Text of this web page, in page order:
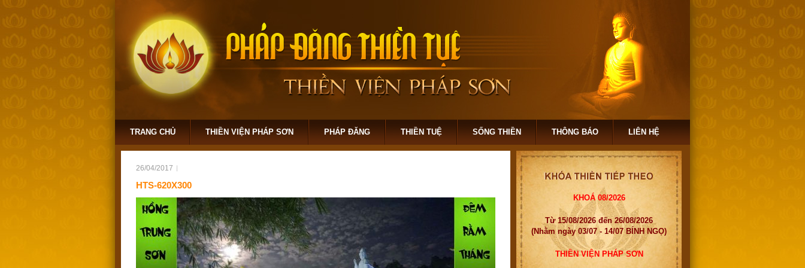
TRANG CHỦ THIỀN VIỆN PHÁP SƠN PHÁP ĐĂNG THIỀN TUỆ SỐNG THIỀN THÔNG BÁO LIÊN HỆ
26/04/2017
HTS-620X300
KHOÁ 08/2026
Từ 15/08/2026 đến 26/08/2026
(Nhằm ngày 03/07 - 14/07 BÍNH NGỌ)
THIỀN VIỆN PHÁP SƠN